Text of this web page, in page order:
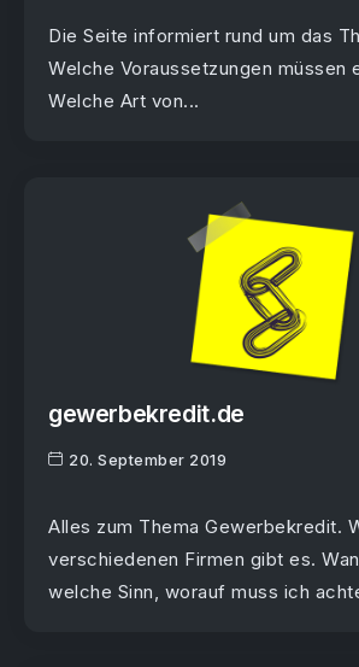
Die Seite informiert rund um das
Welche Voraussetzungen müssen
Welche Art von...
gewerbekredit.de
20. September 2019
Alles zum Thema Gewerbekredit.
verschiedenen Firmen gibt es.
welche Sinn, worauf muss ich